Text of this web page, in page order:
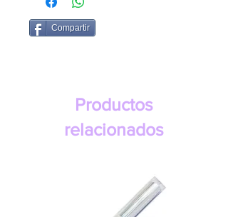
Compartir
Productos
relacionados